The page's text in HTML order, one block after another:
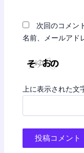
次回のコメン
名前、メールアド
上に表示された文